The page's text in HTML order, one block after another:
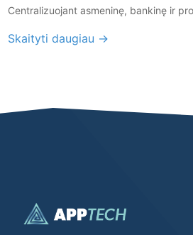
Centralizuojant asmeninę, bankinę ir
Skaityti daugiau →